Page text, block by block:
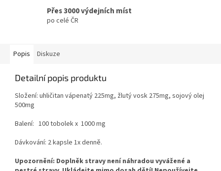
Přes 3000 výdejních míst
po celé ČR
Popis Diskuze
Detailní popis produktu
Složení: uhličitan vápenatý 225mg, žlutý vosk 275mg, sojový olej
500mg
Balení: 100 tobolek x 1000 mg
Dávkování: 2 kapsle 1x denně.
Upozornění: Doplněk stravy není náhradou vyvážené a